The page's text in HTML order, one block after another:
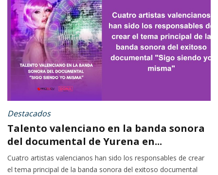
Destacados
Talento valenciano en la banda sonora
del documental de Yurena en...
Cuatro artistas valencianos han sido los responsables de crear
el tema principal de la banda sonora del exitoso documental